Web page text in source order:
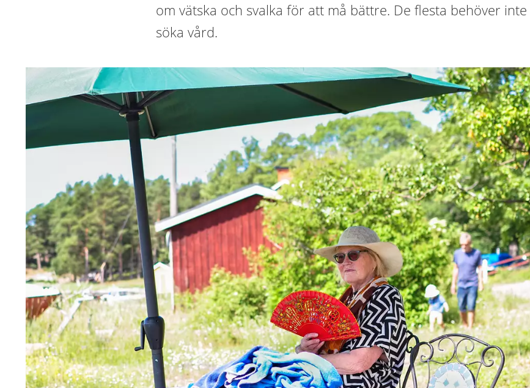
om vätska och svalka för att må bättre. De flesta behöver inte
söka vård.